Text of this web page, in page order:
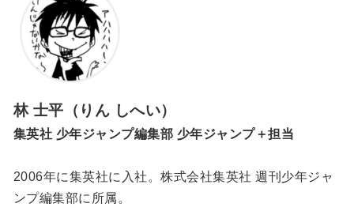
林 士平（りん しへい）
集英社 少年ジャンプ編集部 少年ジャンプ＋担当
2006年に集英社に入社。株式会社集英社 週刊少年ジャ
ンプ編集部に所属。